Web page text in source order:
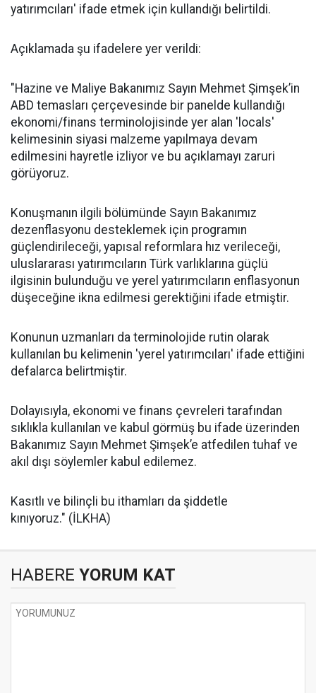
yatırımcıları' ifade etmek için kullandığı belirtildi.
Açıklamada şu ifadelere yer verildi:
"Hazine ve Maliye Bakanımız Sayın Mehmet Şimşek’in
ABD temasları çerçevesinde bir panelde kullandığı
ekonomi/finans terminolojisinde yer alan 'locals'
kelimesinin siyasi malzeme yapılmaya devam
edilmesini hayretle izliyor ve bu açıklamayı zaruri
görüyoruz.
Konuşmanın ilgili bölümünde Sayın Bakanımız
dezenflasyonu desteklemek için programın
güçlendirileceği, yapısal reformlara hız verileceği,
uluslararası yatırımcıların Türk varlıklarına güçlü
ilgisinin bulunduğu ve yerel yatırımcıların enflasyonun
düşeceğine ikna edilmesi gerektiğini ifade etmiştir.
Konunun uzmanları da terminolojide rutin olarak
kullanılan bu kelimenin 'yerel yatırımcıları' ifade ettiğini
defalarca belirtmiştir.
Dolayısıyla, ekonomi ve finans çevreleri tarafından
sıklıkla kullanılan ve kabul görmüş bu ifade üzerinden
Bakanımız Sayın Mehmet Şimşek’e atfedilen tuhaf ve
akıl dışı söylemler kabul edilemez.
Kasıtlı ve bilinçli bu ithamları da şiddetle
kınıyoruz." (İLKHA)
HABERE YORUM KAT